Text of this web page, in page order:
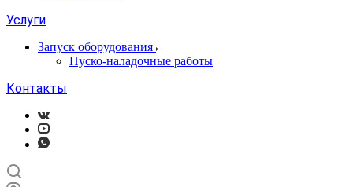
Услуги
Запуск оборудования
Пуско-наладочные работы
Контакты